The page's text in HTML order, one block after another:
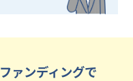
ァンディングで